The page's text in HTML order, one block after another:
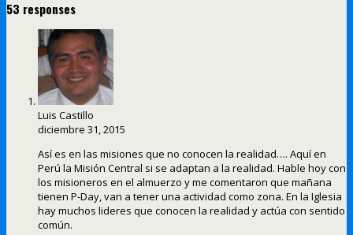
53 responses
Luis Castillo
diciembre 31, 2015
Así es en las misiones que no conocen la realidad…. Aquí en
Perú la Misión Central si se adaptan a la realidad. Hable hoy con
los misioneros en el almuerzo y me comentaron que mañana
tienen P-Day, van a tener una actividad como zona. En la Iglesia
hay muchos lideres que conocen la realidad y actúa con sentido
común.